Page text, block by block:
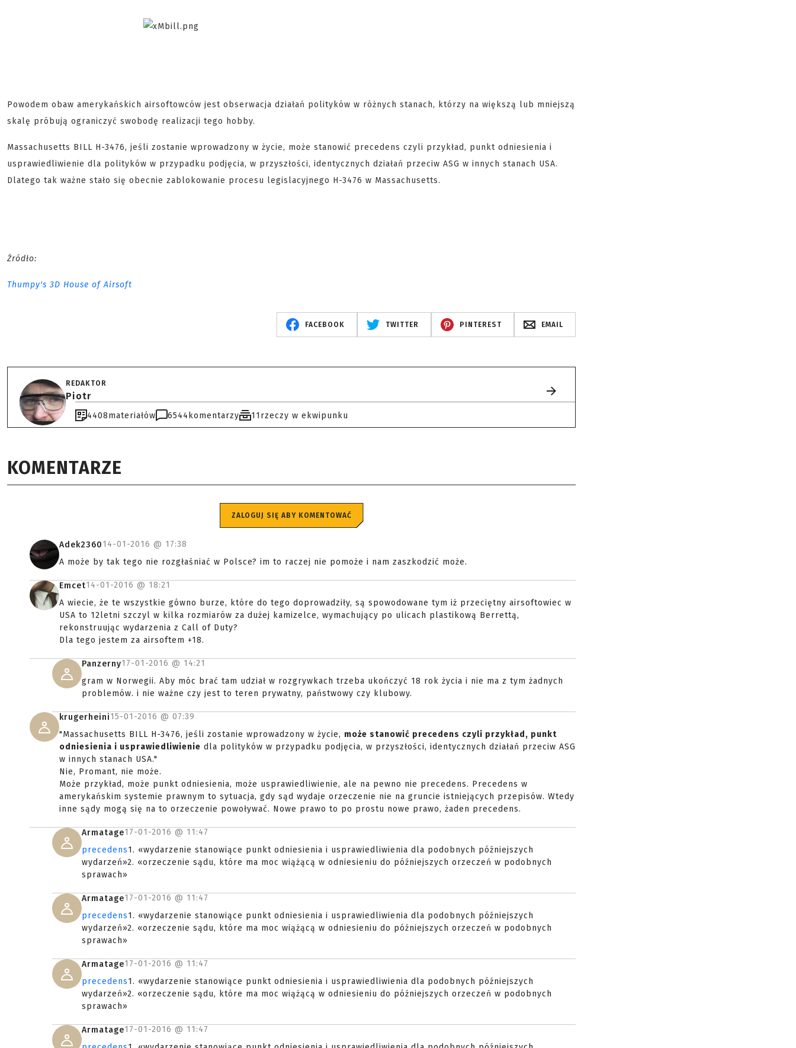
Powodem obaw amerykańskich airsoftowców jest obserwacja działań polityków w różnych stanach, którzy na większą lub mniejszą
skalę próbują ograniczyć swobodę realizacji tego hobby.
Massachusetts BILL H-3476, jeśli zostanie wprowadzony w życie, może stanowić precedens czyli przykład, punkt odniesienia i
usprawiedliwienie dla polityków w przypadku podjęcia, w przyszłości, identycznych działań przeciw ASG w innych stanach USA.
Dlatego tak ważne stało się obecnie zablokowanie procesu legislacyjnego H-3476 w Massachusetts.
Źródło:
Thumpy's 3D House of Airsoft
FACEBOOK TWITTER PINTEREST EMAIL
REDAKTOR
Piotr
4408materiałów 6544 komentarzy 11rzeczy w ekwipunku
KOMENTARZE
ZALOGUJ SIĘ ABY KOMENTOWAĆ
Adek236014-01-2016 @ 17:38
A może by tak tego nie rozgłaśniać w Polsce? im to raczej nie pomoże i nam zaszkodzić może.
Emcet14-01-2016 @ 18:21
A wiecie, że te wszystkie gówno burze, które do tego doprowadziły, są spowodowane tym iż przeciętny airsoftowiec w
USA to 12letni szczyl w kilka rozmiarów za dużej kamizelce, wymachujący po ulicach plastikową Berrettą,
rekonstruując wydarzenia z Call of Duty?
Dla tego jestem za airsoftem +18.
Panzerny17-01-2016 @ 14:21
gram w Norwegii. Aby móc brać tam udział w rozgrywkach trzeba ukończyć 18 rok życia i nie ma z tym żadnych
problemów. i nie ważne czy jest to teren prywatny, państwowy czy klubowy.
krugerheini15-01-2016 @ 07:39
"Massachusetts BILL H-3476, jeśli zostanie wprowadzony w życie, może stanowić precedens czyli przykład, punkt
odniesienia i usprawiedliwienie dla polityków w przypadku podjęcia, w przyszłości, identycznych działań przeciw ASG
w innych stanach USA."
Nie, Promant, nie może.
Może przykład, może punkt odniesienia, może usprawiedliwienie, ale na pewno nie precedens. Precedens w
amerykańskim systemie prawnym to sytuacja, gdy sąd wydaje orzeczenie nie na gruncie istniejących przepisów. Wtedy
inne sądy mogą się na to orzeczenie powoływać. Nowe prawo to po prostu nowe prawo, żaden precedens.
Armatage17-01-2016 @ 11:47
precedens1. «wydarzenie stanowiące punkt odniesienia i usprawiedliwienia dla podobnych późniejszych
wydarzeń»2. «orzeczenie sądu, które ma moc wiążącą w odniesieniu do późniejszych orzeczeń w podobnych
sprawach»
Armatage17-01-2016 @ 11:47
precedens1. «wydarzenie stanowiące punkt odniesienia i usprawiedliwienia dla podobnych późniejszych
wydarzeń»2. «orzeczenie sądu, które ma moc wiążącą w odniesieniu do późniejszych orzeczeń w podobnych
sprawach»
Armatage17-01-2016 @ 11:47
precedens1. «wydarzenie stanowiące punkt odniesienia i usprawiedliwienia dla podobnych późniejszych
wydarzeń»2. «orzeczenie sądu, które ma moc wiążącą w odniesieniu do późniejszych orzeczeń w podobnych
sprawach»
Armatage17-01-2016 @ 11:47